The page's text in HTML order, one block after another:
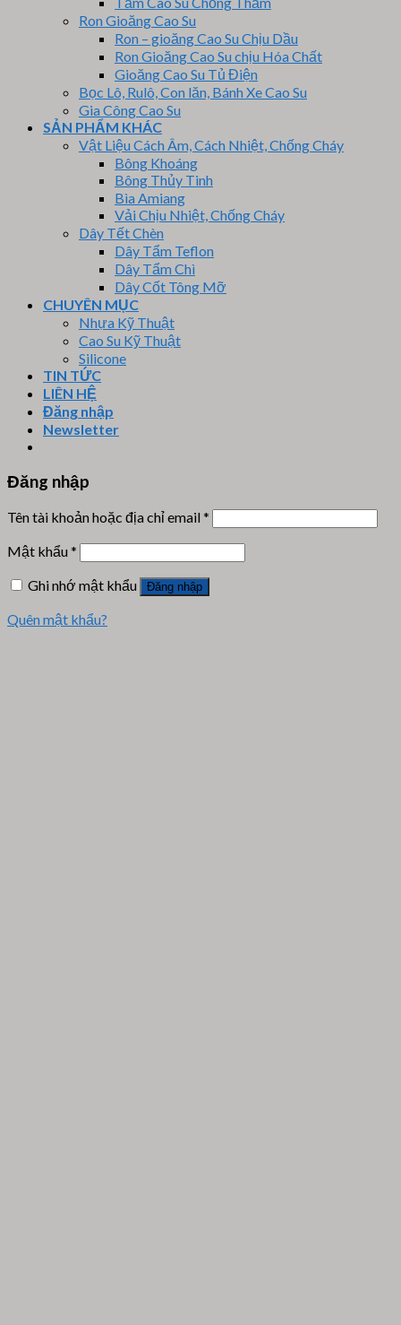
Ron Gioăng Cao Su
Ron – gioăng Cao Su Chịu Dầu
Ron Gioăng Cao Su chịu Hóa Chất
Gioăng Cao Su Tủ Điện
Bọc Lô, Rulô, Con lăn, Bánh Xe Cao Su
Gia Công Cao Su
SẢN PHẨM KHÁC
Vật Liệu Cách Âm, Cách Nhiệt, Chống Cháy
Bông Khoáng
Bông Thủy Tinh
Bìa Amiang
Vải Chịu Nhiệt, Chống Cháy
Dây Tết Chèn
Dây Tẩm Teflon
Dây Tẩm Chì
Dây Cốt Tông Mỡ
CHUYÊN MỤC
Nhựa Kỹ Thuật
Cao Su Kỹ Thuật
Silicone
TIN TỨC
LIÊN HỆ
Đăng nhập
Newsletter
Đăng nhập
Tên tài khoản hoặc địa chỉ email*
Mật khẩu*
Ghi nhớ mật khẩu
Đăng nhập
Quên mật khẩu?